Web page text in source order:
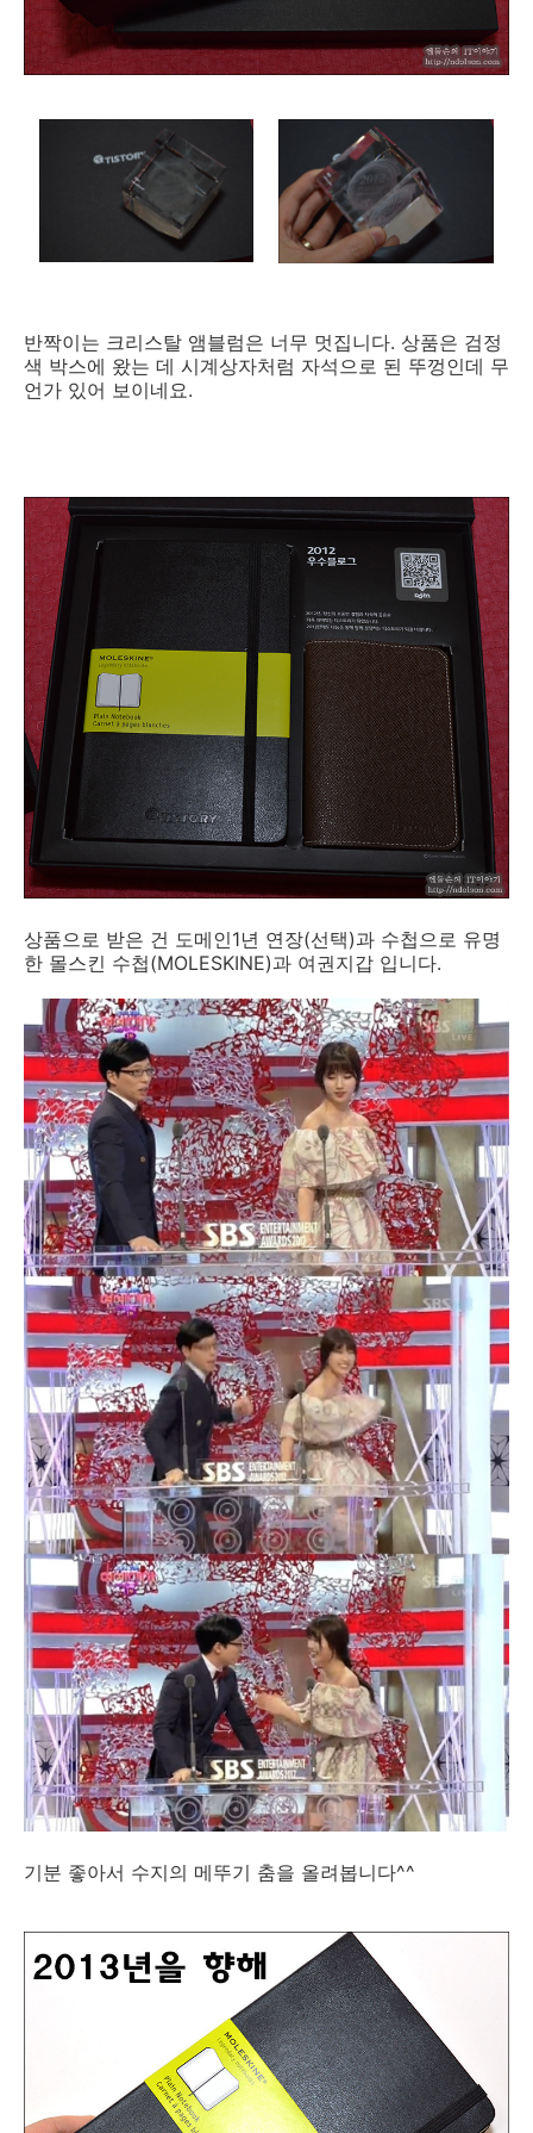
반짝이는 크리스탈 앰블럼은 너무 멋집니다. 상품은 검정
색 박스에 왔는 데 시계상자처럼 자석으로 된 뚜껑인데 무
언가 있어 보이네요.
상품으로 받은 건 도메인1년 연장(선택)과 수첩으로 유명
한 몰스킨 수첩(MOLESKINE)과 여권지갑 입니다.
기분 좋아서 수지의 메뚜기 춤을 올려봅니다^^